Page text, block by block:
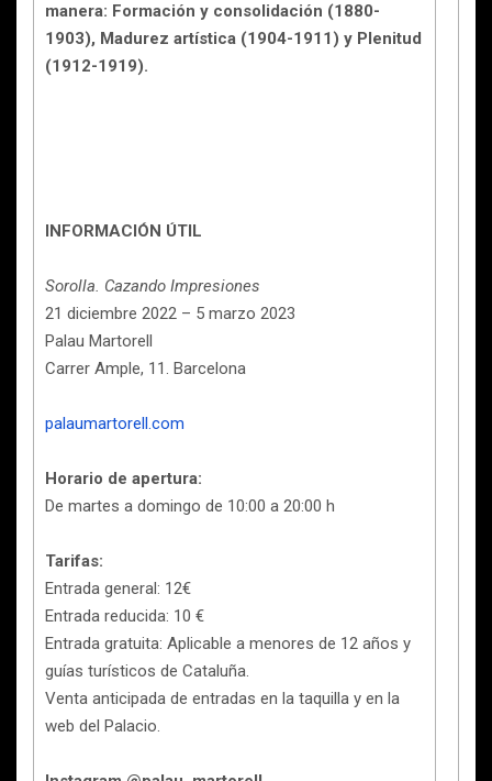
manera: Formación y consolidación (1880-
1903), Madurez artística (1904-1911) y Plenitud
(1912-1919).
INFORMACIÓN ÚTIL
Sorolla. Cazando Impresiones
21 diciembre 2022 – 5 marzo 2023
Palau Martorell
Carrer Ample, 11. Barcelona
palaumartorell.com
Horario de apertura:
De martes a domingo de 10:00 a 20:00 h
Tarifas:
Entrada general: 12€
Entrada reducida: 10 €
Entrada gratuita: Aplicable a menores de 12 años y
guías turísticos de Cataluña.
Venta anticipada de entradas en la taquilla y en la
web del Palacio.